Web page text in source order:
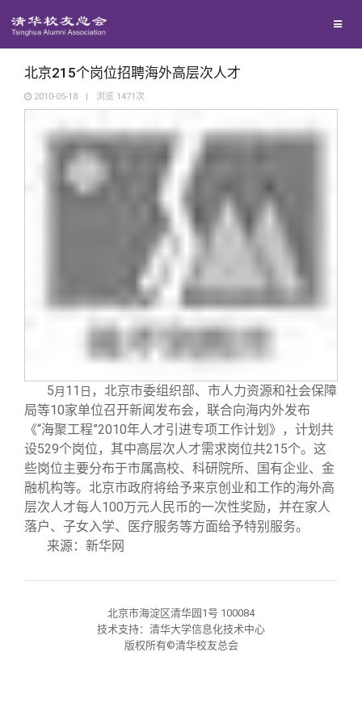
地区联络
院系校友工作
专业委员会
兴趣群体
回馈母校
捐赠新闻
捐赠纪事
捐赠方法
《清华校友通讯》
《水木清华》
我要订阅
清华人物
清华故事
校友文苑
校友讲坛
校友视界
终身学习
三创大赛
实用信息
校友总会
会长致辞
总会章程
理事会名单
制度法规
关闭
北京215个岗位招聘海外高层次人才
2010-05-18 | 浏览 1471 次
5月11 日 ，北京市委组织部、市人力资源和社会保障
局等10家单位召开新闻发布会，联合向海内外发布
《“海聚工程”2010年人才引进专项工作计划》，计划共
设529个岗位，其中高层次人才需求岗位共215个。这
些岗位主要分布于市属高校、科研院所、国有企业、金
融机构等。北京市政府将给予来京创业和工作的海外高
层次人才每人100万元人民币的一次性奖励，并在家人
落户、子女入学、医疗服务等方面给予特别服务。
来源：新华网
北京市海淀区清华园1号 100084
技术支持：清华大学信息化技术中心
版权所有©清华校友总会